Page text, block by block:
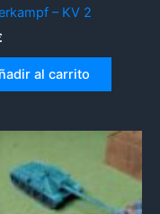
– KV 2
al carrito